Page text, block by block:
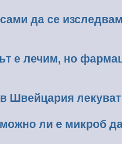
да се
е лечим, но
Швейцария
ли е микроб